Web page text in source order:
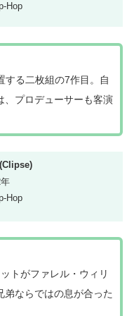
Hop
する二枚組の7作目。自
、プロデューサーも客演
(Clipse)
Hop
トがファレル・ウィリ
弟ならではの息が合った